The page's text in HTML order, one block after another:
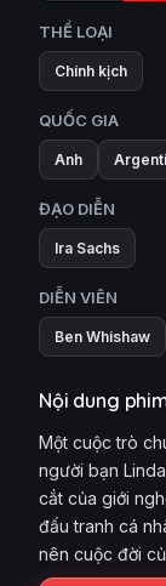
THỂ LOẠI
Chính kịch
QUỐC GIA
Anh
ĐẠO DIỄN
Ira Sachs
DIỄN VIÊN
Ben Whishaw
Nội dung
Một cuộc trò
người bạn
cắt của giới
đấu tranh cá
nên cuộc đời